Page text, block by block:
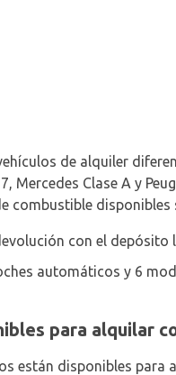
de alquiler
Mercedes Clase A y
combustible disponibles
con el depósito
automáticos y 6
para alquilar
están disponibles